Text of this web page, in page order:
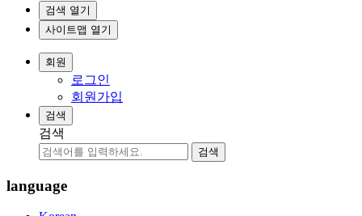
검색 열기
사이트맵 열기
회원
로그인
회원가입
검색
검색
검색
language